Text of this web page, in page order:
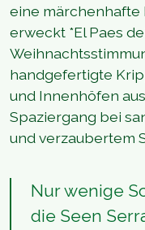
eine märchenhafte
erweckt *El Paes
handgefertigte
und Innenhöfen
Spaziergang bei
und verzaubertem
Nur wenige
die Seen